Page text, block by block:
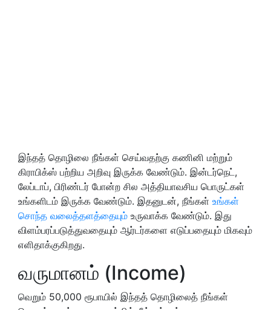
இந்தத் தொழிலை நீங்கள் செய்வதற்கு கணினி மற்றும்
கிராபிக்ஸ் பற்றிய அறிவு இருக்க வேண்டும். இன்டர்நெட்,
லேப்டாப், பிரிண்டர் போன்ற சில அத்தியாவசிய பொருட்கள்
உங்களிடம் இருக்க வேண்டும். இதனுடன், நீங்கள் உங்கள்
சொந்த வலைத்தளத்தையும் உருவாக்க வேண்டும். இது
விளம்பரப்படுத்துவதையும் ஆர்டர்களை எடுப்பதையும் மிகவும்
எளிதாக்குகிறது.
வருமானம் (Income)
வெறும் 50,000 ரூபாயில் இந்தத் தொழிலைத் நீங்கள்